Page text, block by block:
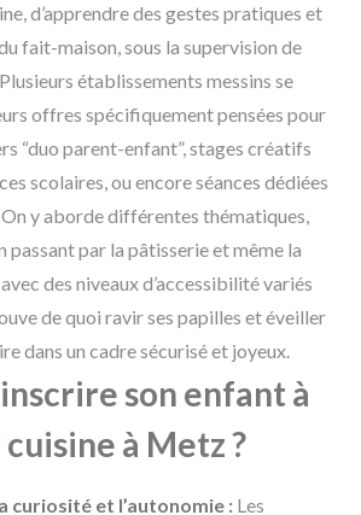
d’apprendre des gestes pratiques et
fait-maison, sous la supervision de
établissements messins se
offres spécifiquement pensées pour
“duo parent-enfant”, stages créatifs
scolaires, ou encore séances dédiées
y aborde différentes thématiques,
passant par la pâtisserie et même la
des niveaux d’accessibilité variés
de quoi ravir ses papilles et éveiller
dans un cadre sécurisé et joyeux.
son enfant à
à Metz ?
curiosité et l’autonomie : Les